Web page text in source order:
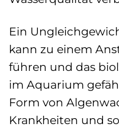
Ein
kann zu einem
führen und das
im Aquarium
Form von
Krankheiten und